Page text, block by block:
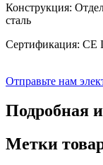
Конструкция:
сталь
Сертификация: CE
Отправьте нам
Подробная
Метки